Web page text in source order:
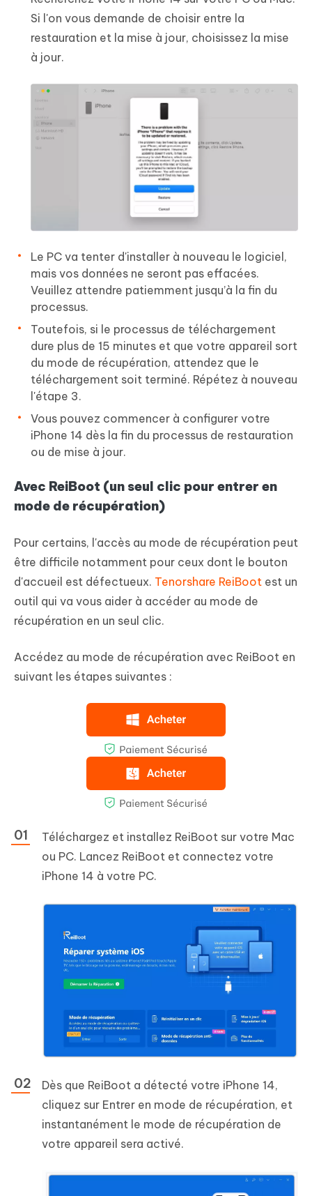
Si l'on vous demande de choisir entre la
restauration et la mise à jour, choisissez la mise
à jour.
Le PC va tenter d'installer à nouveau le logiciel,
mais vos données ne seront pas effacées.
Veuillez attendre patiemment jusqu’à la fin du
processus.
Toutefois, si le processus de téléchargement
dure plus de 15 minutes et que votre appareil sort
du mode de récupération, attendez que le
téléchargement soit terminé. Répétez à nouveau
l'étape 3.
Vous pouvez commencer à configurer votre
iPhone 14 dès la fin du processus de restauration
ou de mise à jour.
Avec ReiBoot (un seul clic pour entrer en
mode de récupération)
Pour certains, l'accès au mode de récupération peut
être difficile notamment pour ceux dont le bouton
d'accueil est défectueux. Tenorshare ReiBoot est un
outil qui va vous aider à accéder au mode de
récupération en un seul clic.
Accédez au mode de récupération avec ReiBoot en
suivant les étapes suivantes :
Téléchargez et installez ReiBoot sur votre Mac
ou PC. Lancez ReiBoot et connectez votre
iPhone 14 à votre PC.
Dès que ReiBoot a détecté votre iPhone 14,
cliquez sur Entrer en mode de récupération, et
instantanément le mode de récupération de
votre appareil sera activé.